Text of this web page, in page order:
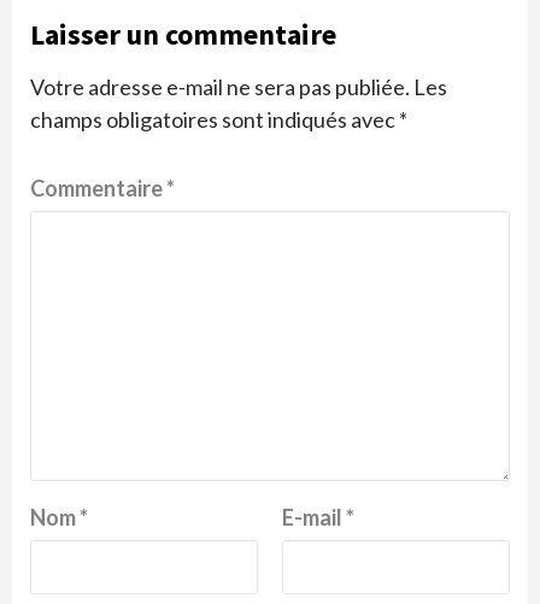
Laisser un commentaire
Votre adresse e-mail ne sera pas publiée. Les
champs obligatoires sont indiqués avec*
Commentaire*
Nom* E-mail*